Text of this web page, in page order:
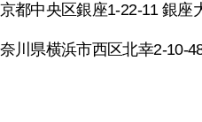
都中央区銀座1-22-11 銀座
川県横浜市西区北幸2-10-